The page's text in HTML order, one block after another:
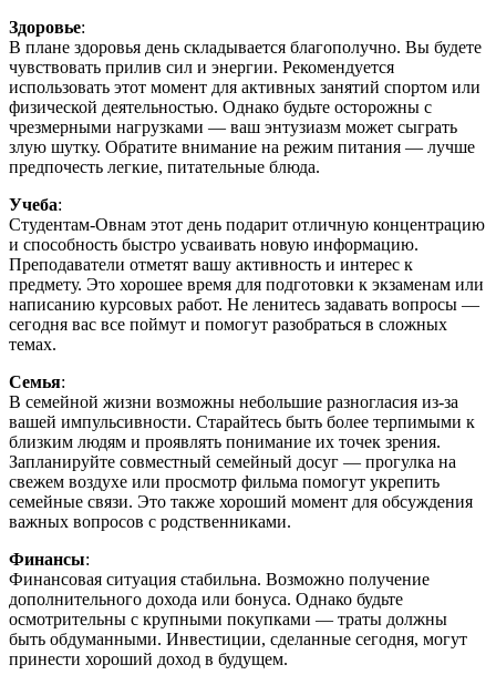
Здоровье:
В плане здоровья день складывается благополучно. Вы будете
чувствовать прилив сил и энергии. Рекомендуется
использовать этот момент для активных занятий спортом или
физической деятельностью. Однако будьте осторожны с
чрезмерными нагрузками — ваш энтузиазм может сыграть
злую шутку. Обратите внимание на режим питания — лучше
предпочесть легкие, питательные блюда.
Учеба:
Студентам-Овнам этот день подарит отличную концентрацию
и способность быстро усваивать новую информацию.
Преподаватели отметят вашу активность и интерес к
предмету. Это хорошее время для подготовки к экзаменам или
написанию курсовых работ. Не ленитесь задавать вопросы —
сегодня вас все поймут и помогут разобраться в сложных
темах.
Семья:
В семейной жизни возможны небольшие разногласия из-за
вашей импульсивности. Старайтесь быть более терпимыми к
близким людям и проявлять понимание их точек зрения.
Запланируйте совместный семейный досуг — прогулка на
свежем воздухе или просмотр фильма помогут укрепить
семейные связи. Это также хороший момент для обсуждения
важных вопросов с родственниками.
Финансы:
Финансовая ситуация стабильна. Возможно получение
дополнительного дохода или бонуса. Однако будьте
осмотрительны с крупными покупками — траты должны
быть обдуманными. Инвестиции, сделанные сегодня, могут
принести хороший доход в будущем.